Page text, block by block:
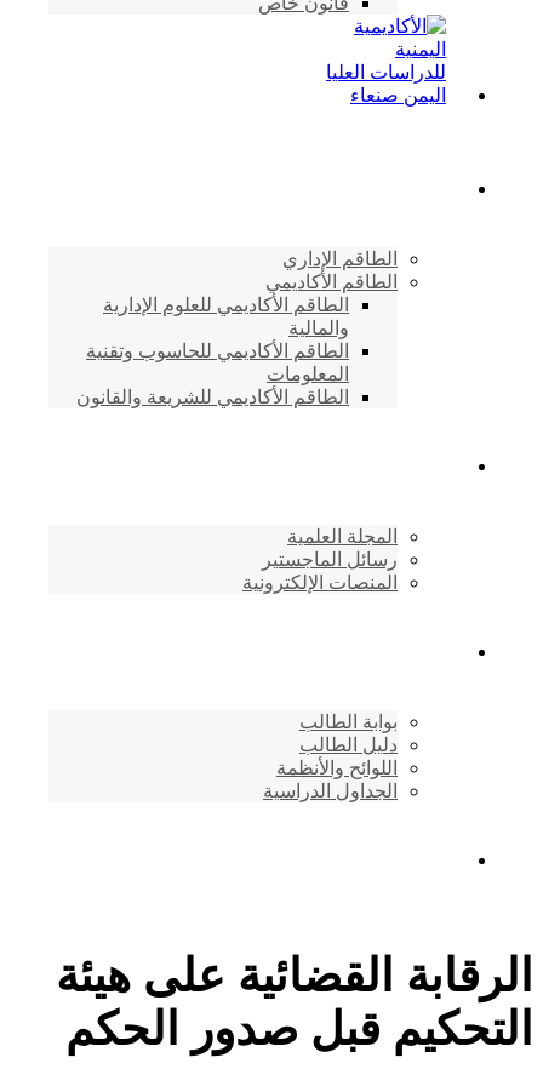
الطاقم الإداري
الطاقم الأكاديمي
الطاقم الأكاديمي للعلوم الإدارية
والمالية
الطاقم الأكاديمي للحاسوب وتقنية
المعلومات
الطاقم الأكاديمي للشريعة والقانون
المجلة العلمية
رسائل الماجستير
المنصات الإلكترونية
بوابة الطالب
دليل الطالب
اللوائح والأنظمة
الجداول الدراسية
الرقابة القضائية على هيئة
التحكيم قبل صدور الحكم